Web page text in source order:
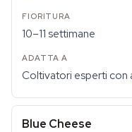
10–11 settimane
Coltivatori esperti con
Blue Cheese